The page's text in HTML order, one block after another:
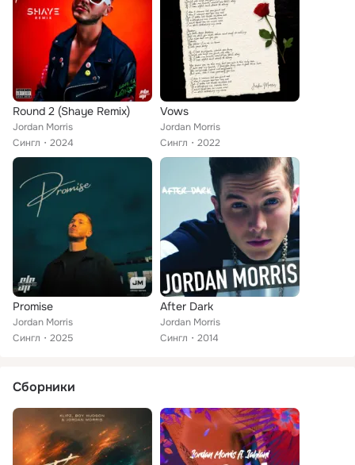
Round 2 (Shaye Remix)
Jordan Morris
Сингл
2024
Vows
Jordan Morris
Сингл
2022
Promise
Jordan Morris
Сингл
2025
After Dark
Jordan Morris
Сингл
2014
Сборники